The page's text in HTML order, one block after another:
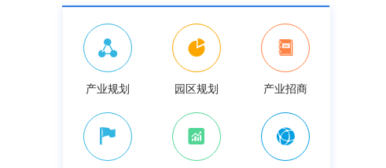
产业规划 园区规划 产业招商